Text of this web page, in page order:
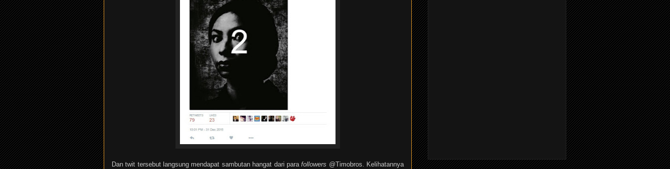
Dan twit tersebut langsung mendapat sambutan hangat dari parafollowers @Timobros. Kelihatannya